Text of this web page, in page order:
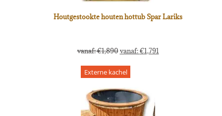
Houtgestookte houten hottub Spar Lariks
vanaf:€1,890vanaf:€1,791
Externe kachel